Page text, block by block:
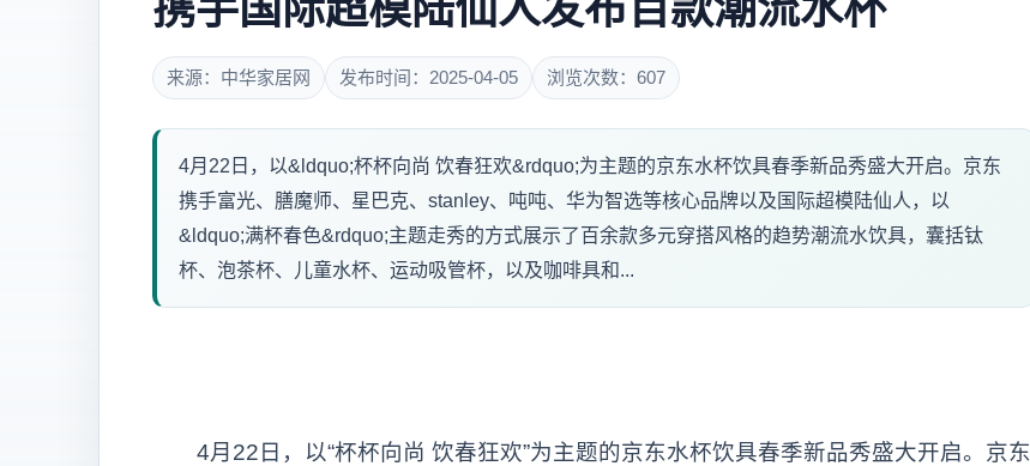
来源：中华家居网 发布时间：2025-04-05 浏览次数：607
4月22日，以&ldquo;杯杯向尚 饮春狂欢&rdquo;为主题的京东水杯饮具春季新品秀盛大开启。京东
携手富光、膳魔师、星巴克、stanley、吨吨、华为智选等核心品牌以及国际超模陆仙人，以
&ldquo;满杯春色&rdquo;主题走秀的方式展示了百余款多元穿搭风格的趋势潮流水饮具，囊括钛
杯、泡茶杯、儿童水杯、运动吸管杯，以及咖啡具和...
4月22日，以“杯杯向尚 饮春狂欢”为主题的京东水杯饮具春季新品秀盛大开启。京东